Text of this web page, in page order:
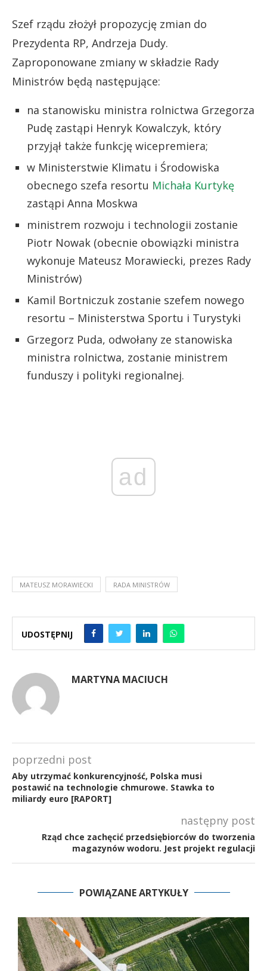
Szef rządu złożył propozycję zmian do
Prezydenta RP, Andrzeja Dudy.
Zaproponowane zmiany w składzie Rady
Ministrów będą następujące:
na stanowisku ministra rolnictwa Grzegorza
Pudę zastąpi Henryk Kowalczyk, który
przyjął także funkcję wicepremiera;
w Ministerstwie Klimatu i Środowiska
obecnego szefa resortu Michała Kurtykę
zastąpi Anna Moskwa
ministrem rozwoju i technologii zostanie
Piotr Nowak (obecnie obowiązki ministra
wykonuje Mateusz Morawiecki, prezes Rady
Ministrów)
Kamil Bortniczuk zostanie szefem nowego
resortu – Ministerstwa Sportu i Turystyki
Grzegorz Puda, odwołany ze stanowiska
ministra rolnictwa, zostanie ministrem
funduszy i polityki regionalnej.
ad
MATEUSZ MORAWIECKI RADA MINISTRÓW
UDOSTĘPNIJ
MARTYNA MACIUCH
poprzedni post
Aby utrzymać konkurencyjność, Polska musi
postawić na technologie chmurowe. Stawka to
miliardy euro [RAPORT]
następny post
Rząd chce zachęcić przedsiębiorców do tworzenia
magazynów wodoru. Jest projekt regulacji
POWIĄZANE ARTYKUŁY